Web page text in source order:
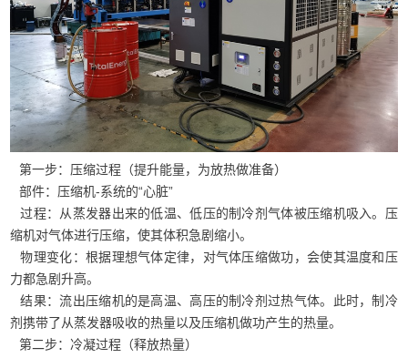
第一步：压缩过程（提升能量，为放热做准备）
部件：压缩机-系统的“心脏”
过程：从蒸发器出来的低温、低压的制冷剂气体被压缩机吸入。压
缩机对气体进行压缩，使其体积急剧缩小。
物理变化：根据理想气体定律，对气体压缩做功，会使其温度和压
力都急剧升高。
结果：流出压缩机的是高温、高压的制冷剂过热气体。此时，制冷
剂携带了从蒸发器吸收的热量以及压缩机做功产生的热量。
第二步：冷凝过程（释放热量）